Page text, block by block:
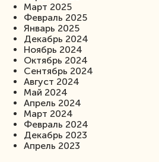
Март 2025
Февраль 2025
Январь 2025
Декабрь 2024
Ноябрь 2024
Октябрь 2024
Сентябрь 2024
Август 2024
Май 2024
Апрель 2024
Март 2024
Февраль 2024
Декабрь 2023
Апрель 2023